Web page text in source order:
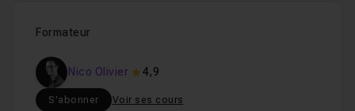
Formateur
Nico Olivier 4,9
S'abonner Voir ses cours